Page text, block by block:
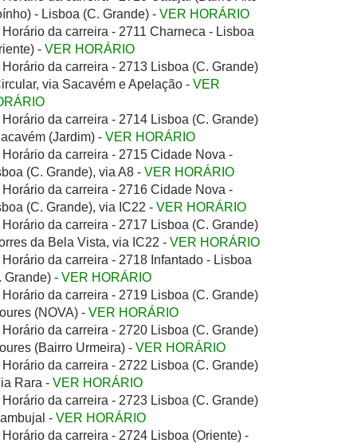
- Lisboa (C. Grande) - VER HORÁRIO
Horário da carreira - 2711 Charneca - Lisboa
- VER HORÁRIO
Horário da carreira - 2713 Lisboa (C. Grande)
via Sacavém e Apelação - VER
Horário da carreira - 2714 Lisboa (C. Grande)
(Jardim) - VER HORÁRIO
Horário da carreira - 2715 Cidade Nova -
(C. Grande), via A8 - VER HORÁRIO
Horário da carreira - 2716 Cidade Nova -
(C. Grande), via IC22 - VER HORÁRIO
Horário da carreira - 2717 Lisboa (C. Grande)
da Bela Vista, via IC22 - VER HORÁRIO
Horário da carreira - 2718 Infantado - Lisboa
Grande) - VER HORÁRIO
Horário da carreira - 2719 Lisboa (C. Grande)
(NOVA) - VER HORÁRIO
Horário da carreira - 2720 Lisboa (C. Grande)
(Bairro Urmeira) - VER HORÁRIO
Horário da carreira - 2722 Lisboa (C. Grande)
Rara - VER HORÁRIO
Horário da carreira - 2723 Lisboa (C. Grande)
- VER HORÁRIO
Horário da carreira - 2724 Lisboa (Oriente) -